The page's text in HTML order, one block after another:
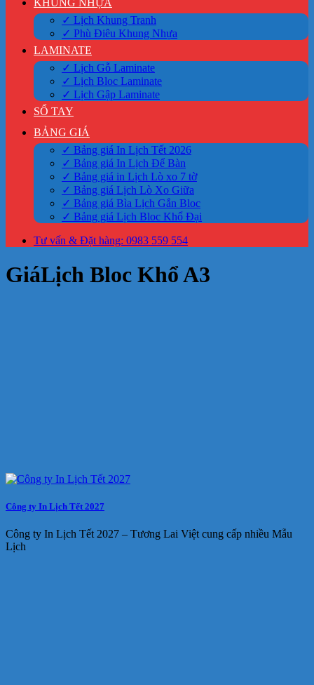
KHUNG NHỰA
✓ Lịch Khung Tranh
✓ Phù Điêu Khung Nhựa
LAMINATE
✓ Lịch Gỗ Laminate
✓ Lịch Bloc Laminate
✓ Lịch Gập Laminate
SỔ TAY
BẢNG GIÁ
✓ Bảng giá In Lịch Tết 2026
✓ Bảng giá In Lịch Để Bàn
✓ Bảng giá in Lịch Lò xo 7 tờ
✓ Bảng giá Lịch Lò Xo Giữa
✓ Bảng giá Bìa Lịch Gắn Bloc
✓ Bảng giá Lịch Bloc Khổ Đại
Tư vấn & Đặt hàng: 0983 559 554
GiáLịch Bloc Khổ A3
Công ty In Lịch Tết 2027
Công ty In Lịch Tết 2027 – Tương Lai Việt cung cấp nhiều Mẫu
Lịch